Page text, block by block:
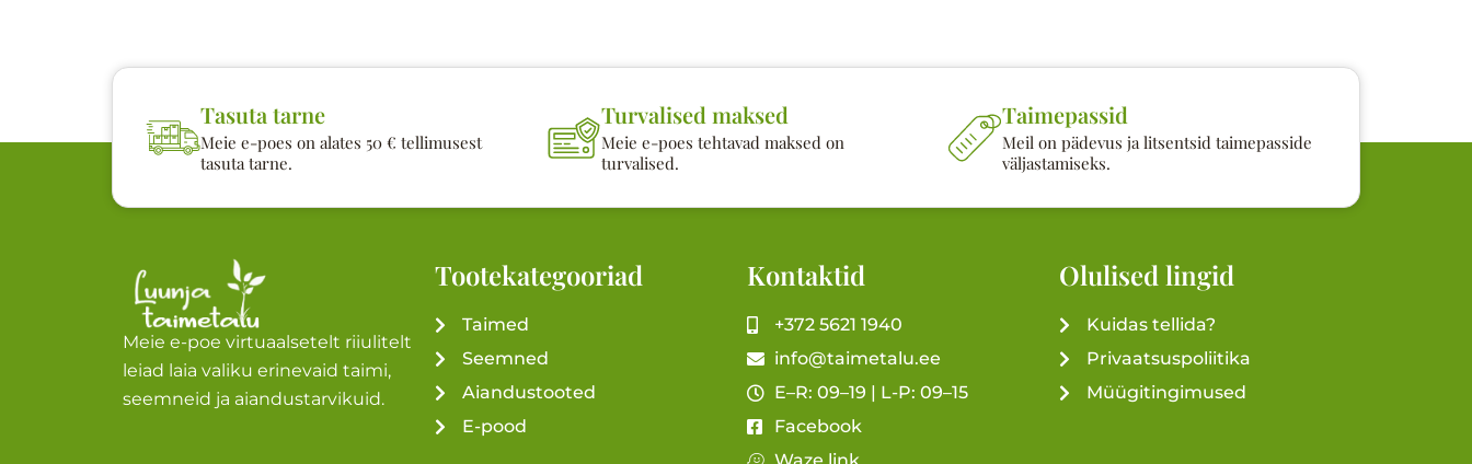
Tasuta tarne
Meie e-poes on alates 50 € tellimusest
tasuta tarne.
Turvalised maksed
Meie e-poes tehtavad maksed on
turvalised.
Taimepassid
Meil on pädevus ja litsentsid taimepasside
väljastamiseks.
Meie e-poe virtuaalsetelt riiulitelt
leiad laia valiku erinevaid taimi,
seemneid ja aiandustarvikuid.
Tootekategooriad
Taimed
Seemned
Aiandustooted
E-pood
Kontaktid
+372 5621 1940
info@taimetalu.ee
E–R: 09–19 | L-P: 09–15
Facebook
Olulised lingid
Kuidas tellida?
Privaatsuspoliitika
Müügitingimused